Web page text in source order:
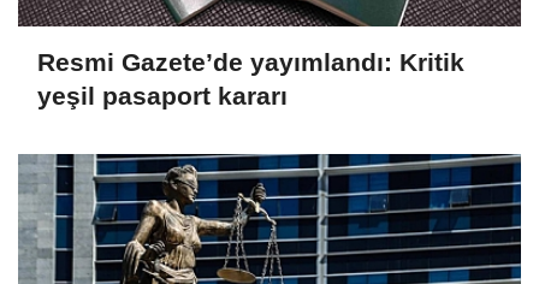
Resmi Gazete’de yayımlandı: Kritik
yeşil pasaport kararı